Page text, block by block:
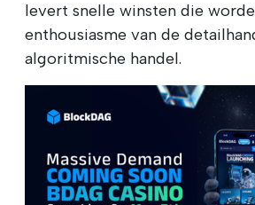
levert snelle winsten die
enthousiasme van de
algoritmische handel.